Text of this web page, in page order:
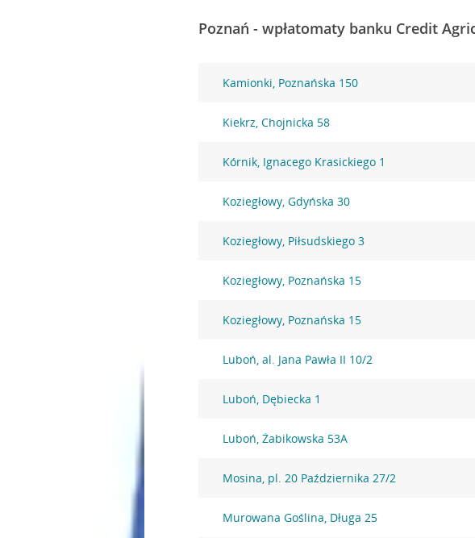
Poznań - wpłatomaty banku Credit
Kamionki, Poznańska 150
Kiekrz, Chojnicka 58
Kórnik, Ignacego Krasickiego 1
Koziegłowy, Gdyńska 30
Koziegłowy, Piłsudskiego 3
Koziegłowy, Poznańska 15
Koziegłowy, Poznańska 15
Luboń, al. Jana Pawła II 10/2
Luboń, Dębiecka 1
Luboń, Żabikowska 53A
Mosina, pl. 20 Października 27/2
Murowana Goślina, Długa 25